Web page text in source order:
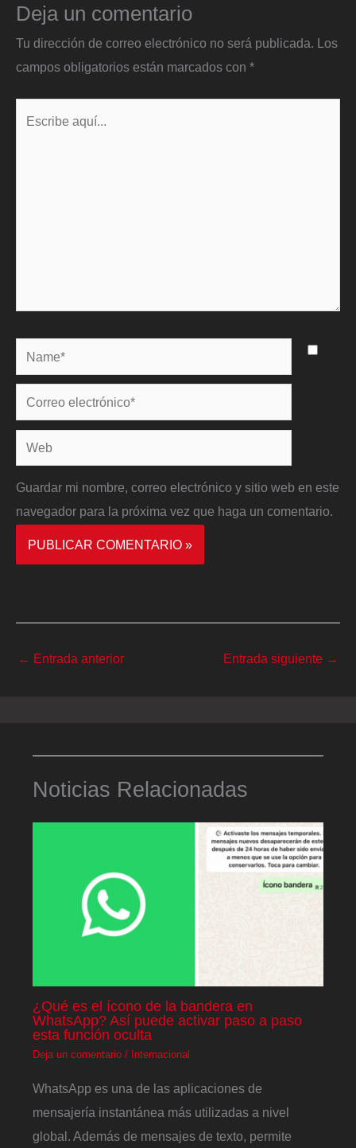
Deja un comentario
Tu dirección de correo electrónico no será publicada.
Los
campos obligatorios están marcados con *
Name*
Correo
electrónico*
Web
Guardar mi nombre, correo electrónico y sitio web en este
navegador para la próxima vez que haga un comentario.
← Entrada anterior Entrada siguiente →
Noticias Relacionadas
¿Qué es el ícono de la bandera en
WhatsApp? Así puede activar paso a paso
esta función oculta
Deja un comentario / Internacional
WhatsApp es una de las aplicaciones de
mensajería instantánea más utilizadas a nivel
global. Además de mensajes de texto, permite